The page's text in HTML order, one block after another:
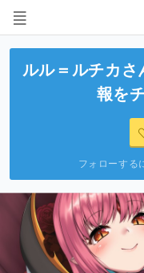
ルル＝ルチカ さ
報を
フォローする